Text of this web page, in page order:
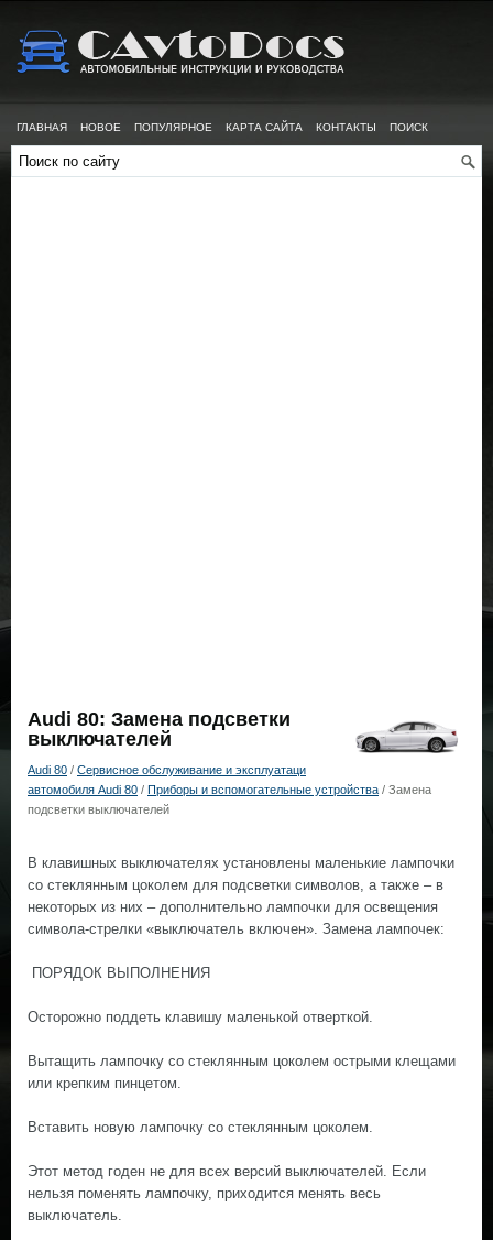
ГЛАВНАЯ НОВОЕ ПОПУЛЯРНОЕ КАРТА САЙТА КОНТАКТЫ ПОИСК
Audi 80: Замена подсветки
выключателей
Audi 80 / Сервисное обслуживание и эксплуатаци
автомобиля Audi 80 / Приборы и вспомогательные устройства / Замена
подсветки выключателей
В клавишных выключателях установлены маленькие лампочки
со стеклянным цоколем для подсветки символов, а также – в
некоторых из них – дополнительно лампочки для освещения
символа-стрелки «выключатель включен». Замена лампочек:
ПОРЯДОК ВЫПОЛНЕНИЯ
Осторожно поддеть клавишу маленькой отверткой.
Вытащить лампочку со стеклянным цоколем острыми клещами
или крепким пинцетом.
Вставить новую лампочку со стеклянным цоколем.
Этот метод годен не для всех версий выключателей. Если
нельзя поменять лампочку, приходится менять весь
выключатель.